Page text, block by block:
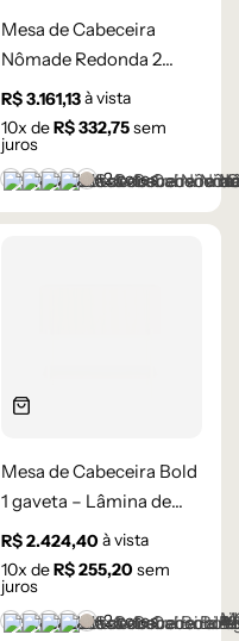
Mesa de Cabeceira
Nômade Redonda 2
gavetas – Lâmina de
Madeira Carvalho
R$3.161,13à vista
10x deR$332,75sem
juros
Castanho
Champanhe
Cinza Grafite
Ébano
Lâmina Frapê
+2 cores
Mesa de Cabeceira Bold
1 gaveta – Lâmina de
Madeira Carvalho
R$2.424,40 à vista
10x deR$255,20 sem
juros
Castanho
Champanhe
Cinza Grafite
Ébano
Lâmina Frapê
+2 cores